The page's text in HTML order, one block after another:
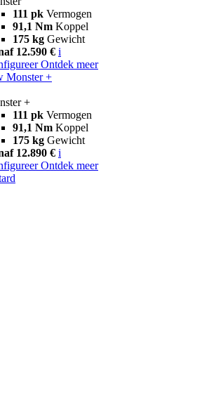
111 pk Vermogen
91,1 Nm Koppel
175 kg Gewicht
12.590 € i
Ontdek meer
Monster +
+
111 pk Vermogen
91,1 Nm Koppel
175 kg Gewicht
12.890 € i
Ontdek meer